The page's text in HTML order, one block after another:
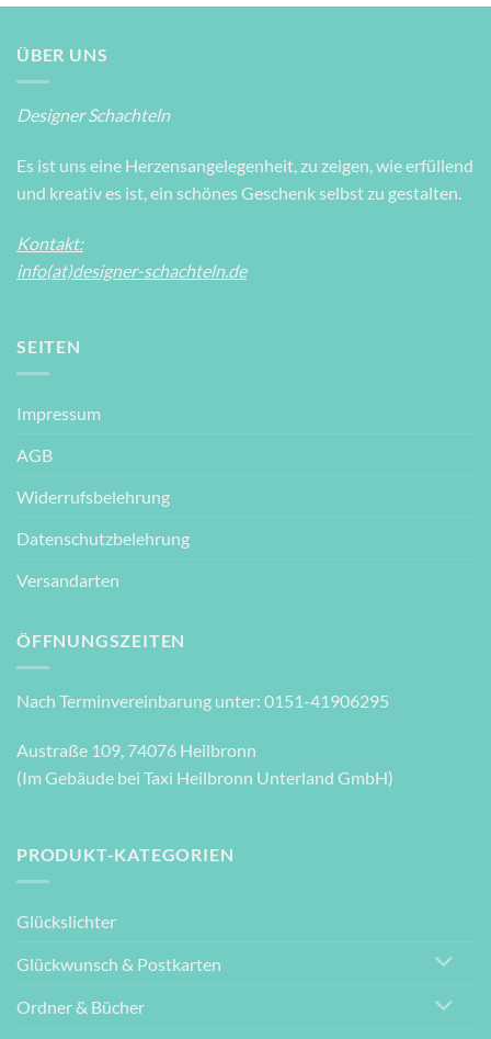
ÜBER UNS
Designer Schachteln
Es ist uns eine Herzensangelegenheit, zu zeigen, wie erfüllend
und kreativ es ist, ein schönes Geschenk selbst zu gestalten.
Kontakt:
info(at)designer-schachteln.de
SEITEN
Impressum
AGB
Widerrufsbelehrung
Datenschutzbelehrung
Versandarten
ÖFFNUNGSZEITEN
Nach Terminvereinbarung unter: 0151-41906295
Austraße 109, 74076 Heilbronn
(Im Gebäude bei Taxi Heilbronn Unterland GmbH)
PRODUKT-KATEGORIEN
Glückslichter
Glückwunsch & Postkarten
Ordner & Bücher